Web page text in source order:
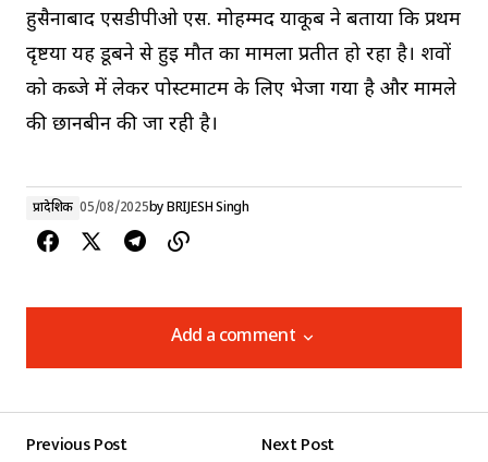
हुसैनाबाद एसडीपीओ एस. मोहम्मद याकूब ने बताया कि प्रथम
दृष्टया यह डूबने से हुई मौत का मामला प्रतीत हो रहा है। शवों
को कब्जे में लेकर पोस्टमार्टम के लिए भेजा गया है और मामले
की छानबीन की जा रही है।
प्रादेशिक 05/08/2025byBRIJESH Singh
Add a comment
Add a comment
Previous Post
Next Post